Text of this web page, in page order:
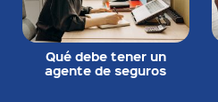
Qué debe tener un
agente de seguros